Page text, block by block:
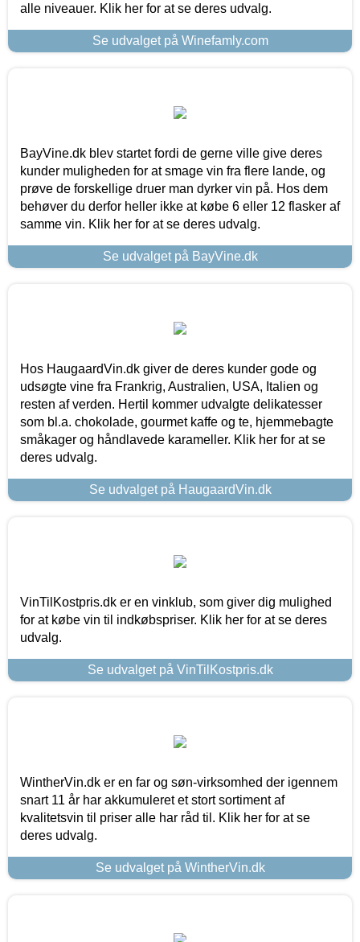
alle niveauer. Klik her for at se deres udvalg.
Se udvalget på Winefamly.com
BayVine.dk blev startet fordi de gerne ville give deres
kunder muligheden for at smage vin fra flere lande, og
prøve de forskellige druer man dyrker vin på. Hos dem
behøver du derfor heller ikke at købe 6 eller 12 flasker af
samme vin. Klik her for at se deres udvalg.
Se udvalget på BayVine.dk
Hos HaugaardVin.dk giver de deres kunder gode og
udsøgte vine fra Frankrig, Australien, USA, Italien og
resten af verden. Hertil kommer udvalgte delikatesser
som bl.a. chokolade, gourmet kaffe og te, hjemmebagte
småkager og håndlavede karameller. Klik her for at se
deres udvalg.
Se udvalget på HaugaardVin.dk
VinTilKostpris.dk er en vinklub, som giver dig mulighed
for at købe vin til indkøbspriser. Klik her for at se deres
udvalg.
Se udvalget på VinTilKostpris.dk
WintherVin.dk er en far og søn-virksomhed der igennem
snart 11 år har akkumuleret et stort sortiment af
kvalitetsvin til priser alle har råd til. Klik her for at se
deres udvalg.
Se udvalget på WintherVin.dk